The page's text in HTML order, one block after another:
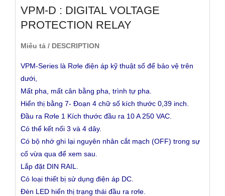
VPM-D : DIGITAL VOLTAGE
PROTECTION RELAY
Miêu tả / DESCRIPTION
VPM-Series là Rơle điện áp kỹ thuật số để bảo vệ trên
dưới,
Mất pha, mất cân bằng pha, trình tự pha.
Hiển thị bằng 7- Đoạn 4 chữ số kích thước 0,39 inch.
Đầu ra Rơle 1 Kích thước đầu ra 10 A 250 VAC.
Có thể kết nối 3 và 4 dây.
Có bộ nhớ ghi lại nguyên nhân cắt mạch (OFF) trong sự
cố vừa qua để xem sau.
Lắp đặt DIN RAIL.
Có loại thiết bị sử dụng điện áp DC.
Đèn LED hiển thị trạng thái đầu ra rơle.